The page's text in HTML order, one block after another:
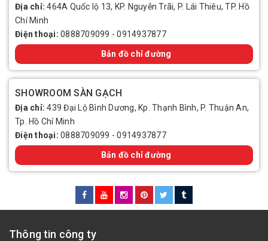
Địa chỉ:464A Quốc lộ 13, KP. Nguyễn Trãi, P. Lái Thiêu, TP. Hồ
Chí Minh
Điện thoại: 0888709099 -0914937877
Bản đồ chỉ đường
SHOWROOM SÀN GẠCH
Địa chỉ:439 Đại Lộ Bình Dương, Kp. Thạnh Bình, P. Thuận An,
Tp. Hồ Chí Minh
Điện thoại: 0888709099 -0914937877
Bản đồ chỉ đường
Thông tin công ty